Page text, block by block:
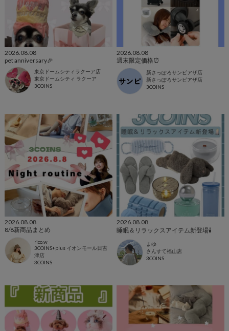
2026.08.08
pet anniversary🎉
東京ドームシティラクーア店
東京ドームシティ ラクーア
3COINS
2026.08.08
週末限定価格⏰
新さっぽろサンピアザ店
新さっぽろサンピアザ店
3COINS
2026.08.08
8/8新商品まとめ
rico.w
3COINS+plus イオンモール日吉
津店
3COINS
2026.08.08
睡眠＆リラックスアイテム新登場🕯️
まゆ
さんすて福山店
3COINS